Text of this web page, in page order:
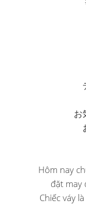
お
Hôm nay
đặt may
Chiếc váy